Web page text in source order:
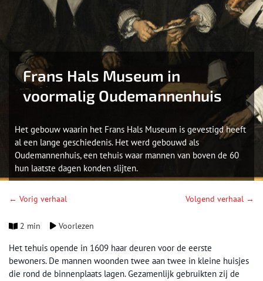
Frans Hals Museum in
voormalig Oudemannenhuis
Het gebouw waarin het Frans Hals Museum is gevestigd heeft
al een lange geschiedenis. Het werd gebouwd als
Oudemannenhuis, een tehuis waar mannen van boven de 60
hun laatste dagen konden slijten.
← Vorig verhaal Volgend verhaal →
2 min Voorlezen
Het tehuis opende in 1609 haar deuren voor de eerste
bewoners. De mannen woonden twee aan twee in kleine huisjes
die rond de binnenplaats lagen. Gezamenlijk gebruikten zij de